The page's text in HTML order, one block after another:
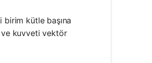
birim kütle başına
ve kuvveti vektör